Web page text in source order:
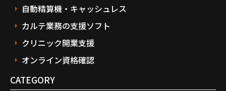
自動精算機・キャッシュレス
カルテ業務の支援ソフト
クリニック開業支援
オンライン資格確認
CATEGORY